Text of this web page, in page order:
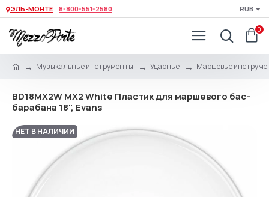
ЭЛЬ-МОНТЕ 8-800-551-2580 RUB
0
Музыкальные инструменты Ударные Маршевые
BD18MX2W MX2 White Пластик для маршевого бас-
барабана 18", Evans
НЕТ В НАЛИЧИИ